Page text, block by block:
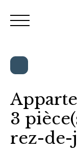
Nos bureaux
3
rez-